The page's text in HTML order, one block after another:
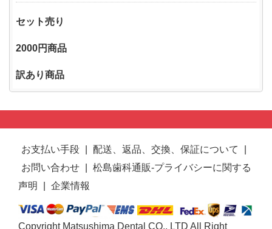
セット売り
2000円商品
訳あり商品
お支払い手段 配送、返品、交換、保証について
お問い合わせ
松島歯科通販-プライバシーに関する
声明
企業情報
Copyright Matsushima Dental CO., LTD All Right